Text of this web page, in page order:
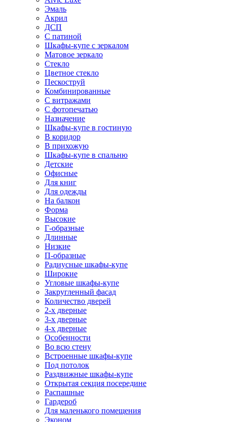
Эмаль
Акрил
ДСП
С патиной
Шкафы-купе с зеркалом
Матовое зеркало
Стекло
Цветное стекло
Пескоструй
Комбинированные
С витражами
С фотопечатью
Назначение
Шкафы-купе в гостиную
В коридор
В прихожую
Шкафы-купе в спальню
Детские
Офисные
Для книг
Для одежды
На балкон
Форма
Высокие
Г-образные
Длинные
Низкие
П-образные
Радиусные шкафы-купе
Широкие
Угловые шкафы-купе
Закругленный фасад
Количество дверей
2-х дверные
3-х дверные
4-х дверные
Особенности
Во всю стену
Встроенные шкафы-купе
Под потолок
Раздвижные шкафы-купе
Открытая секция посередине
Распашные
Гардероб
Для маленького помещения
Эконом